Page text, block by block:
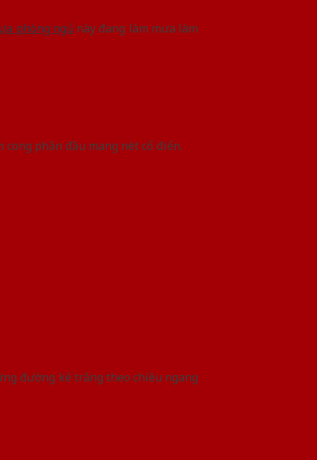
phòng ngủ này đang làm mưa làm
phần đầu mang nét cổ điển.
đường kẻ trắng theo chiều ngang